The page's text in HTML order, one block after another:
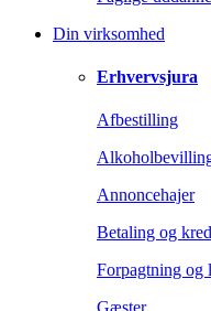
Din virksomhed
Erhvervsjura
Afbestilling
Annoncehajer
Betaling og
Forpagtning og